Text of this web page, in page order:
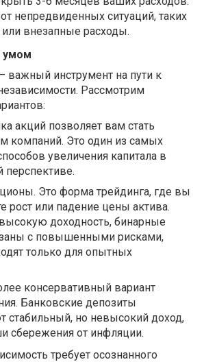
непредвиденных ситуаций, таких
или внезапные расходы.
умом
важный инструмент на пути к
Рассмотрим
акций позволяет вам стать
компаний. Это один из самых
увеличения капитала в
перспективе.
Это форма трейдинга, где вы
рост или падение цены актива.
доходность, бинарные
с повышенными рисками,
только для опытных
консервативный вариант
Банковские депозиты
стабильный, но невысокий доход,
сбережения от инфляции.
требует осознанного